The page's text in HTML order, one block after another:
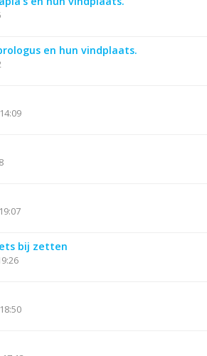
en hun vindplaats.
bij zetten